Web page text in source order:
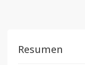
Resumen